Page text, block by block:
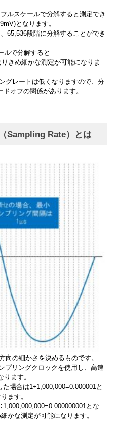
ルスケールで分解すると測定でき
となります。
65,536段階に分解することができ
ルで分解すると
きめ細かな測定が可能になりま
グレートは低くなりますので、分
オフの関係があります。
Sampling Rate）とは
の細かさを決めるものです。
リングクロックを使用し、高速
ます。
場合は1÷1,000,000=0.000001と
ます。
とな
かな測定が可能になります。